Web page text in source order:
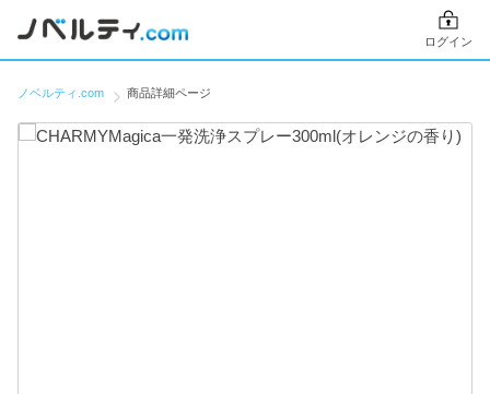
ログイン
ノベルティ.com 商品詳細ページ